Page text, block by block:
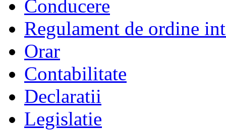
Conducere
Regulament de ordine
Orar
Contabilitate
Declaratii
Legislatie